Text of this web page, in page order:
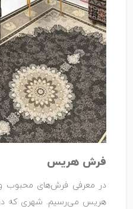
فرش هریس
در معرفی فرش‌های محبوب
هریس می‌رسیم. شهری که